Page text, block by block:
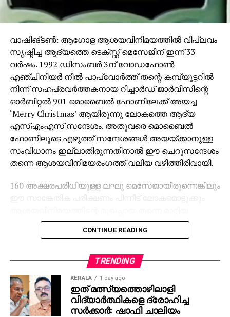
വാഷിങ്ടണ്‍: ആഗോള ആശയവിനിമയത്തില്‍ വിപ്ലവം
സൃഷ്ടിച്ച ആദ്യത്തെ ടെക്സ്റ്റ് മെസേജിന് ഇന്ന് 33
വര്‍ഷം. 1992 ഡിസംബര്‍ 3ന് വോഡഫോണ്‍
എഞ്ചിനിയര്‍ നീല്‍ പാപ്വോര്‍ത്ത് തന്റെ കമ്പ്യൂട്ടറില്‍
നിന്ന് സഹപ്രവര്‍ത്തകനായ റിച്ചാര്‍ഡ് ജാര്‍വീസിന്റെ
ഓര്‍ബിറ്റല്‍ 901 മൊബൈല്‍ ഫോണിലേക്ക് അയച്ച
‘Merry Christmas’ ആയിരുന്നു ലോകത്തെ ആദ്യ
എസ്എംഎസ് സന്ദേശം. അതുവരെ മൊബൈല്‍
ഫോണിലൂടെ എഴുത്ത് സന്ദേശങ്ങള്‍ അയയ്ക്കാനുള്ള
സംവിധാനം ഇല്ലാതിരുന്നതിനാല്‍ ഈ ചെറുസന്ദേശം
തന്നെ ആശയവിനിമയരംഗത്ത് വലിയ വഴിത്തിരിവായി.
160 അക്ഷരപരിധിയുള്ള ലഘു മെസേജായിരുന്നെങ്കിലും
ഈ സാങ്കേതിക പരീക്ഷണം പിന്നീട് ലോകമൊട്ടുക്കും
സംഭവമായി. ഈ ആദ്യ സന്ദേശം അയച്ചതോടെ
ആശയവിനിമയ രംഗത്ത് പുതിയ അധ്യായം
നിലവാരമായി മാറുകയും ചെയ്തു. ഇന്ന് വാട്ട്സ്ആപ്പ്,
ഫേസ്ബുക്ക് മെസഞ്ചര്‍, ഇന്‍സ്റ്റാഗ്രാം ഡി.എം.,
ഇമോജികള്‍, ഏകഎകള്‍, ഗ്രൂപ്പ് ചാറ്റുകള്‍ തുടങ്ങി
അനവധി സംവിധാനങ്ങളിലൂടെ ഓരോ സെക്കന്‍ഡിലും
ദശലക്ഷക്കണക്കിന് സന്ദേശങ്ങള്‍ ലോകമെമ്പാടും
CONTINUE READING
TRENDING
KERALA 1 day ago
ഇത് മത്സ്യത്തൊഴിലാളി
വിദ്യാര്‍ത്ഥികളെ ദ്രോഹിച്ച
സര്‍ക്കാര്‍: ഷാഫി ചാലിയം